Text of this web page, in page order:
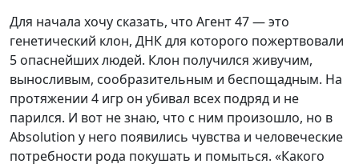
Для начала хочу сказать, что Агент 47 — это
генетический клон, ДНК для которого пожертвовали
5 опаснейших людей. Клон получился живучим,
выносливым, сообразительным и беспощадным. На
протяжении 4 игр он убивал всех подряд и не
парился. И вот не знаю, что с ним произошло, но в
Absolution у него появились чувства и человеческие
потребности рода покушать и помыться. «Какого